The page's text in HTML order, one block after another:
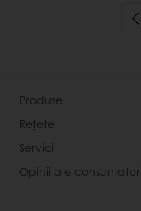
Produse
Rețete
Servicii
Opinii ale